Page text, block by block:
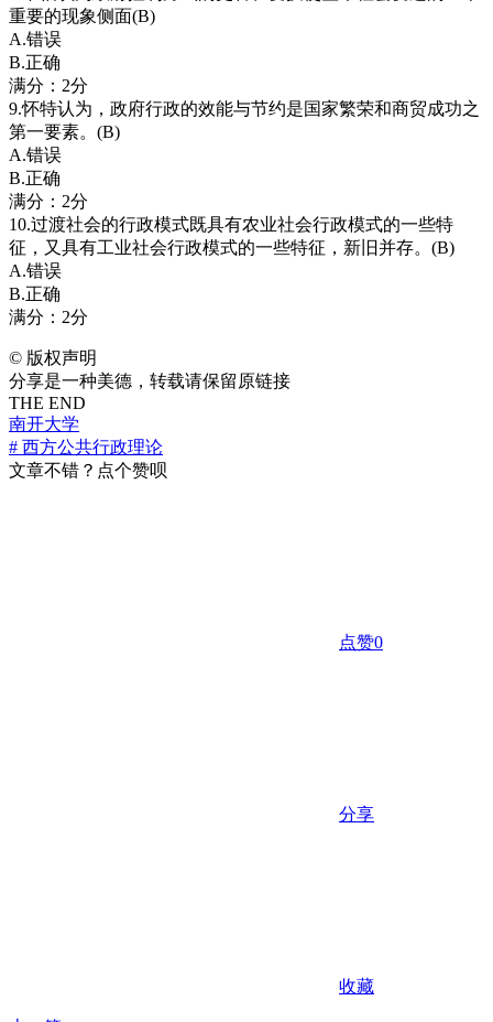
重要的现象侧面(B)
A.错误
B.正确
满分：2分
9.怀特认为，政府行政的效能与节约是国家繁荣和商贸成功之
第一要素。(B)
A.错误
B.正确
满分：2分
10.过渡社会的行政模式既具有农业社会行政模式的一些特
征，又具有工业社会行政模式的一些特征，新旧并存。(B)
A.错误
B.正确
满分：2分
© 版权声明
分享是一种美德，转载请保留原链接
THE END
南开大学
# 西方公共行政理论
文章不错？点个赞呗
点赞0
分享
收藏